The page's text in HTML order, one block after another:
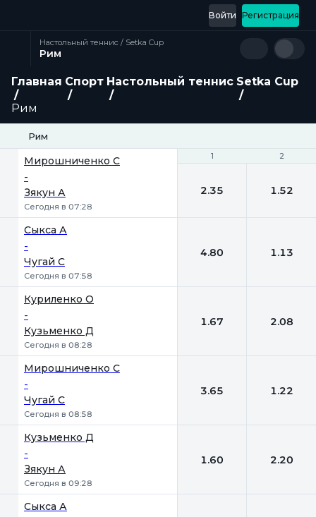
Регистрация
Войти
Настольный теннис / Setka Cup
Рим
Главная Спорт Настольный теннис Setka Cup
Рим
Рим
1 2
Мирошниченко С
-
Зякун А
Сегодня в 07:28
1 2
2.35 1.52
Сыкса А
-
Чугай С
Сегодня в 07:58
4.80 1.13
Куриленко О
-
Кузьменко Д
Сегодня в 08:28
1.67 2.08
Мирошниченко С
-
Чугай С
Сегодня в 08:58
3.65 1.22
Кузьменко Д
-
Зякун А
Сегодня в 09:28
1.60 2.20
Сыкса А